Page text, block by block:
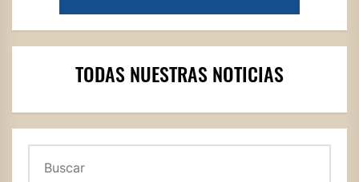
TODAS NUESTRAS NOTICIAS